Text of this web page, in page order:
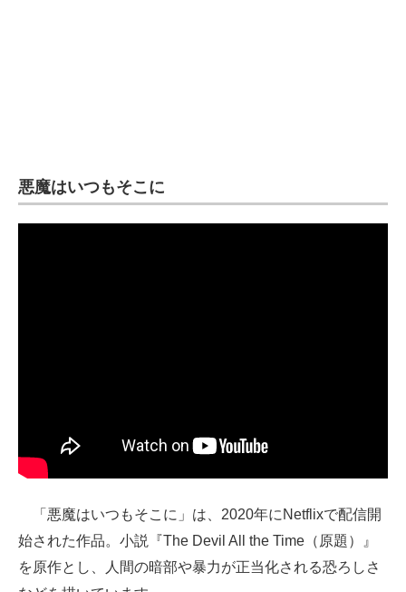
悪魔はいつもそこに
「悪魔はいつもそこに」は、2020年にNetflixで配信開
始された作品。小説『The Devil All the Time（原題）』
を原作とし、人間の暗部や暴力が正当化される恐ろしさ